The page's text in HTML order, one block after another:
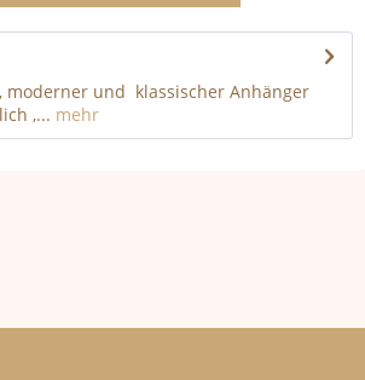
moderner und klassischer Anhänger
,... mehr